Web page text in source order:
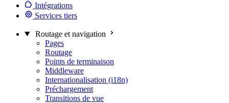
Intégrations
Services tiers
Routage et navigation
Pages
Routage
Points de terminaison
Middleware
Internationalisation (i18n)
Préchargement
Transitions de vue